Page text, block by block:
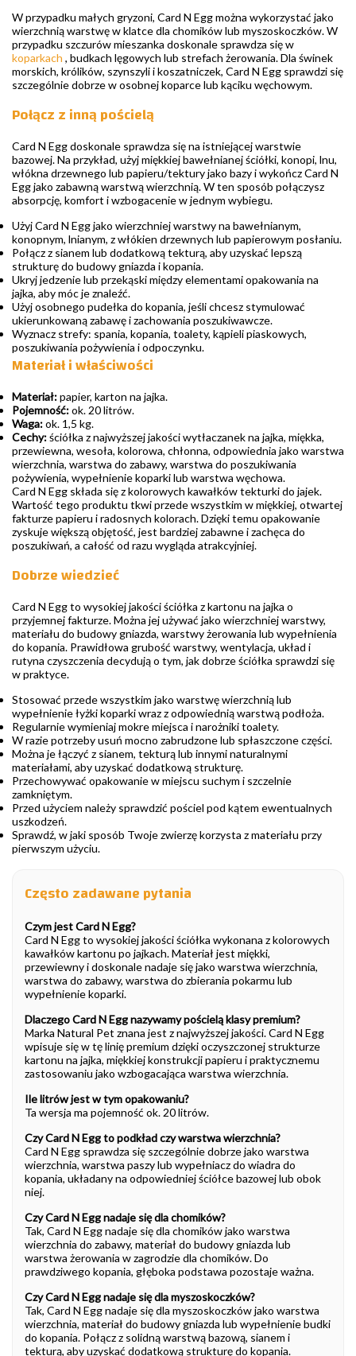
W przypadku małych gryzoni, Card N Egg można wykorzystać jako
wierzchnią warstwę w klatce dla chomików lub myszoskoczków. W
przypadku szczurów mieszanka doskonale sprawdza się w
koparkach , budkach lęgowych lub strefach żerowania. Dla świnek
morskich, królików, szynszyli i koszatniczek, Card N Egg sprawdzi się
szczególnie dobrze w osobnej koparce lub kąciku węchowym.
Połącz z inną pościelą
Card N Egg doskonale sprawdza się na istniejącej warstwie
bazowej. Na przykład, użyj miękkiej bawełnianej ściółki, konopi, lnu,
włókna drzewnego lub papieru/tektury jako bazy i wykończ Card N
Egg jako zabawną warstwą wierzchnią. W ten sposób połączysz
absorpcję, komfort i wzbogacenie w jednym wybiegu.
Użyj Card N Egg jako wierzchniej warstwy na bawełnianym,
konopnym, lnianym, z włókien drzewnych lub papierowym posłaniu.
Połącz z sianem lub dodatkową tekturą, aby uzyskać lepszą
strukturę do budowy gniazda i kopania.
Ukryj jedzenie lub przekąski między elementami opakowania na
jajka, aby móc je znaleźć.
Użyj osobnego pudełka do kopania, jeśli chcesz stymulować
ukierunkowaną zabawę i zachowania poszukiwawcze.
Wyznacz strefy: spania, kopania, toalety, kąpieli piaskowych,
poszukiwania pożywienia i odpoczynku.
Materiał i właściwości
Materiał:papier, karton na jajka.
Pojemność:ok. 20 litrów.
Waga:ok. 1,5 kg.
Cechy:ściółka z najwyższej jakości wytłaczanek na jajka, miękka,
przewiewna, wesoła, kolorowa, chłonna, odpowiednia jako warstwa
wierzchnia, warstwa do zabawy, warstwa do poszukiwania
pożywienia, wypełnienie koparki lub warstwa węchowa.
Card N Egg składa się z kolorowych kawałków tekturki do jajek.
Wartość tego produktu tkwi przede wszystkim w miękkiej, otwartej
fakturze papieru i radosnych kolorach. Dzięki temu opakowanie
zyskuje większą objętość, jest bardziej zabawne i zachęca do
poszukiwań, a całość od razu wygląda atrakcyjniej.
Dobrze wiedzieć
Card N Egg to wysokiej jakości ściółka z kartonu na jajka o
przyjemnej fakturze. Można jej używać jako wierzchniej warstwy,
materiału do budowy gniazda, warstwy żerowania lub wypełnienia
do kopania. Prawidłowa grubość warstwy, wentylacja, układ i
rutyna czyszczenia decydują o tym, jak dobrze ściółka sprawdzi się
w praktyce.
Stosować przede wszystkim jako warstwę wierzchnią lub
wypełnienie łyżki koparki wraz z odpowiednią warstwą podłoża.
Regularnie wymieniaj mokre miejsca i narożniki toalety.
W razie potrzeby usuń mocno zabrudzone lub spłaszczone części.
Można je łączyć z sianem, tekturą lub innymi naturalnymi
materiałami, aby uzyskać dodatkową strukturę.
Przechowywać opakowanie w miejscu suchym i szczelnie
zamkniętym.
Przed użyciem należy sprawdzić pościel pod kątem ewentualnych
uszkodzeń.
Sprawdź, w jaki sposób Twoje zwierzę korzysta z materiału przy
pierwszym użyciu.
Często zadawane pytania
Czym jest Card N Egg?
Card N Egg to wysokiej jakości ściółka wykonana z kolorowych
kawałków kartonu po jajkach. Materiał jest miękki,
przewiewny i doskonale nadaje się jako warstwa wierzchnia,
warstwa do zabawy, warstwa do zbierania pokarmu lub
wypełnienie koparki.
Dlaczego Card N Egg nazywamy pościelą klasy premium?
Marka Natural Pet znana jest z najwyższej jakości. Card N Egg
wpisuje się w tę linię premium dzięki oczyszczonej strukturze
kartonu na jajka, miękkiej konstrukcji papieru i praktycznemu
zastosowaniu jako wzbogacająca warstwa wierzchnia.
Ile litrów jest w tym opakowaniu?
Ta wersja ma pojemność ok. 20 litrów.
Czy Card N Egg to podkład czy warstwa wierzchnia?
Card N Egg sprawdza się szczególnie dobrze jako warstwa
wierzchnia, warstwa paszy lub wypełniacz do wiadra do
kopania, układany na odpowiedniej ściółce bazowej lub obok
niej.
Czy Card N Egg nadaje się dla chomików?
Tak, Card N Egg nadaje się dla chomików jako warstwa
wierzchnia do zabawy, materiał do budowy gniazda lub
warstwa żerowania w zagrodzie dla chomików. Do
prawdziwego kopania, głęboka podstawa pozostaje ważna.
Czy Card N Egg nadaje się dla myszoskoczków?
Tak, Card N Egg nadaje się dla myszoskoczków jako warstwa
wierzchnia, materiał do budowy gniazda lub wypełnienie budki
do kopania. Połącz z solidną warstwą bazową, sianem i
tekturą, aby uzyskać dodatkową strukturę do kopania.